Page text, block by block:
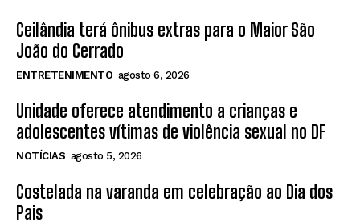
Ceilândia terá ônibus extras para o Maior São
João do Cerrado
ENTRETENIMENTO agosto 6, 2026
Unidade oferece atendimento a crianças e
adolescentes vítimas de violência sexual no DF
NOTÍCIAS agosto 5, 2026
Costelada na varanda em celebração ao Dia dos
Pais